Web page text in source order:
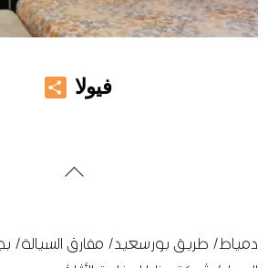
فيولا
Back
دمياط/ طريق بورسعيد/ مفارق السيالة/